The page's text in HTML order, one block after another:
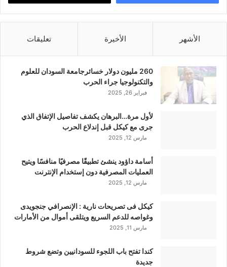
الأشهر الأخيرة تعليقات
260 مليون دولار خسائرجامعة السودان للعلوم
والتكنولوجيا جراء الحرب
فبراير 26, 2025
لأول مرة…البرهان يكشف تفاصيل الإتفاق الذي
جرى مع كيكل قبل إندلاع الحرب
مارس 12, 2025
أسامة داؤود ينشئ تطبيقًا مصرفيًا منافسًا ويتيح
العمليات المصرفية دون إستخدام الإنترنت
مارس 12, 2025
كيكل فى تصريحات نارية : الإنصرافي جنجويدى
وغواصه للدعم السريع ويتلقى أموال من الأمارات
مارس 11, 2025
كندا تفتح باب اللجوء للسودانيين وتضع شروط
جديدة